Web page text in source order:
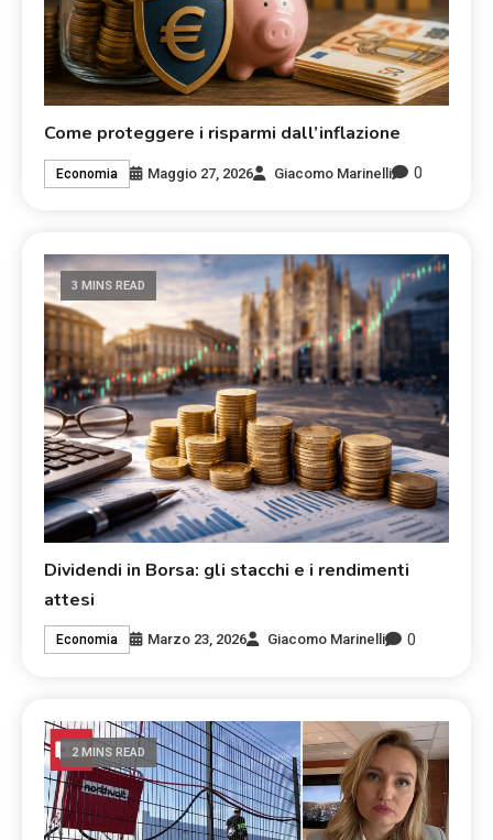
Come proteggere i risparmi dall’inflazione
Economia Maggio 27, 2026 Giacomo Marinelli 0
3 MINS READ
Dividendi in Borsa: gli stacchi e i rendimenti
attesi
Economia Marzo 23, 2026 Giacomo Marinelli 0
2 MINS READ